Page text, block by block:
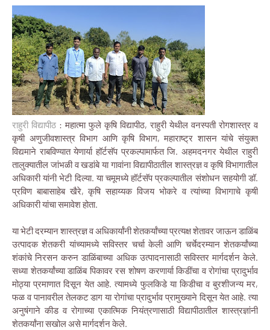
राहुरी विद्यापीठ : महात्मा फुले कृषि विद्यापीठ, राहुरी येथील वनस्पती रोगशास्त्र व
कृषी अणुजीवशास्त्र विभाग आणि कृषि विभाग, महाराष्ट्र शासन यांचे संयुक्त
विद्यमाने राबविण्यात येणार्या हॉर्टसॅप प्रकल्पामार्फत जि. अहमदनगर येथील राहुरी
तालुक्यातील जांभळी व खडांबे या गावांना विद्यापीठातील शास्त्रज्ञ व कृषि विभागातील
अधिकारी यांनी भेटी दिल्या. या चमूमध्ये हॉर्टसॅप प्रकल्पातील संशोधन सहयोगी डॉ.
प्रविण बाबासाहेब खैरे, कृषि सहाय्यक विजय भोकरे व त्यांच्या विभागाचे कृषी
अधिकारी यांचा समावेश होता.
या भेटी दरम्यान शास्त्रज्ञ व अधिकार्यांनी शेतकर्यांच्या प्रत्यक्ष शेतावर जाऊन डाळिंब
उत्पादक शेतकरी यांच्यामध्ये सविस्तर चर्चा केली आणि चर्चेदरम्यान शेतकर्यांच्या
शंकांचे निरसन करुन डाळिंबाच्या अधिक उत्पादनासाठी सविस्तर मार्गदर्शन केले.
सध्या शेतकर्यांच्या डाळिंब पिकावर रस शोषण करणार्या किडींचा व रोगांचा प्रादुर्भाव
मोठ्या प्रमाणात दिसून येत आहे. त्यामध्ये फुलकिडे या किडीचा व बुरशीजन्य मर,
फळ व पानावरील तेलकट डाग या रोगांचा प्रादुर्भाव प्रामुख्याने दिसून येत आहे. त्या
अनुषंगाने कीड व रोगाच्या एकात्मिक नियंत्रणासाठी विद्यापीठातील शास्त्रज्ञांनी
शेतकर्यांना सखोल असे मार्गदर्शन केले.